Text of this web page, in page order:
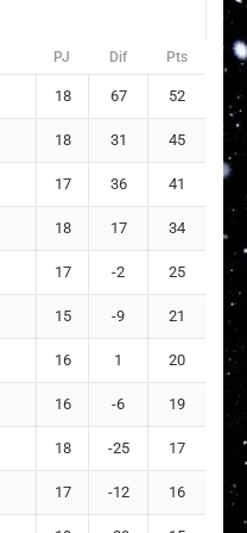
Bustos
Ahumada
Muñoz Jiménez
PJ Dif Pts
18 67 52
18 31 45
17 36 41
18 17 34
17 -2 25
15 -9 21
16 1 20
16 -6 19
18 -25 17
17 -12 16